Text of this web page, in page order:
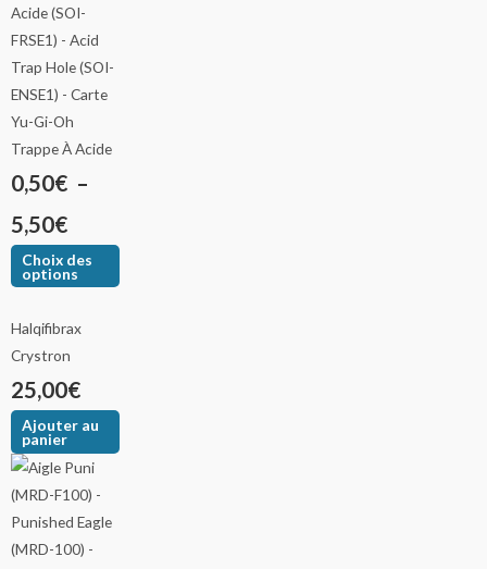
Trappe À Acide
0,50€ –
5,50€
Choix des
options
Halqifibrax
Crystron
25,00€
Ajouter au
panier